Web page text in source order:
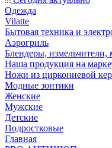
Одежда
Vilatte
Бытовая техника и
Аэрогриль
Блендеры, измельчители,
Наша продукция на
Ножи из циркониевой
Модные зонтики
Женские
Мужские
Детские
Подростковые
Главная